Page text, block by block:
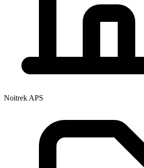
Noitrek APS